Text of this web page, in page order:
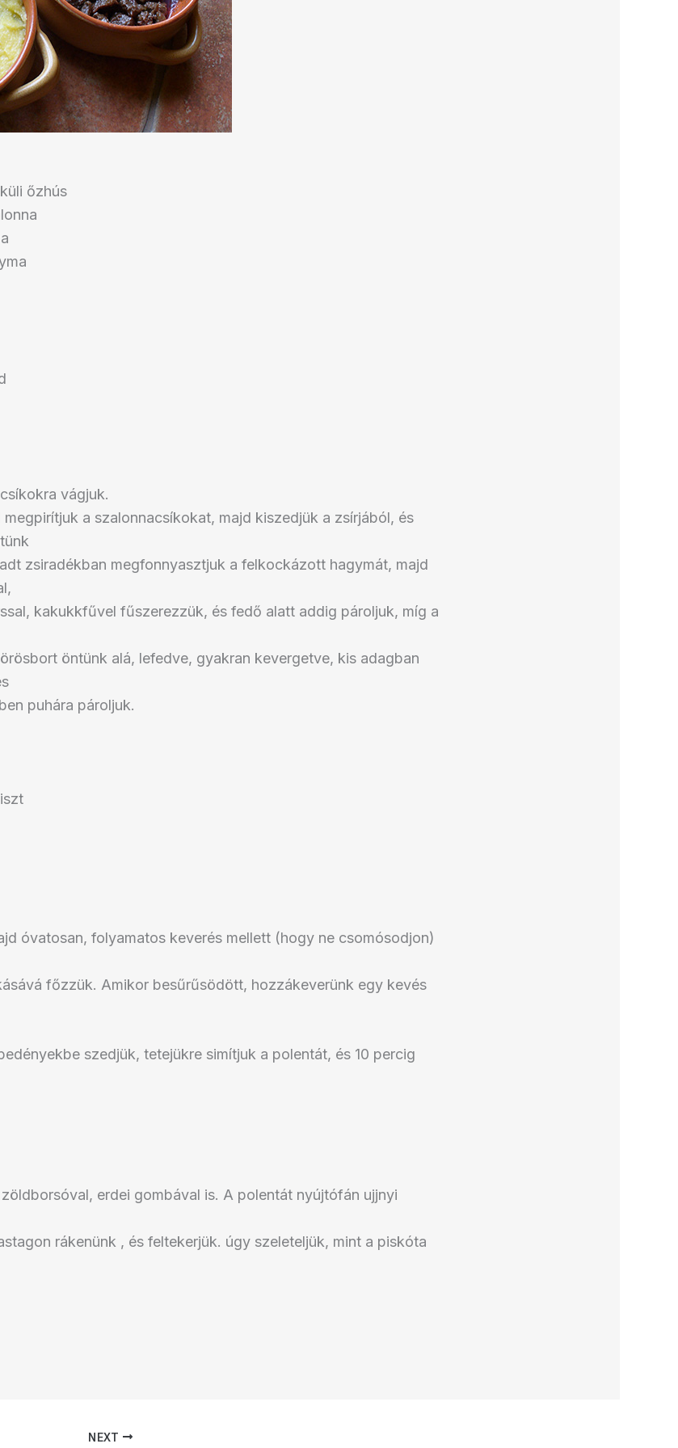
őzhús
vágjuk.
megpirítjuk a szalonnacsíkokat, majd kiszedjük a zsírjából, és
zsiradékban megfonnyasztjuk a felkockázott hagymát, majd
kakukkfűvel fűszerezzük, és fedő alatt addig pároljuk, míg a
öntünk alá, lefedve, gyakran kevergetve, kis adagban
puhára pároljuk.
óvatosan, folyamatos keverés mellett (hogy ne csomósodjon)
főzzük. Amikor besűrűsödött, hozzákeverünk egy kevés
szedjük, tetejükre simítjuk a polentát, és 10 percig
erdei gombával is. A polentát nyújtófán ujjnyi
rákenünk , és feltekerjük. úgy szeleteljük, mint a piskóta
NEXT